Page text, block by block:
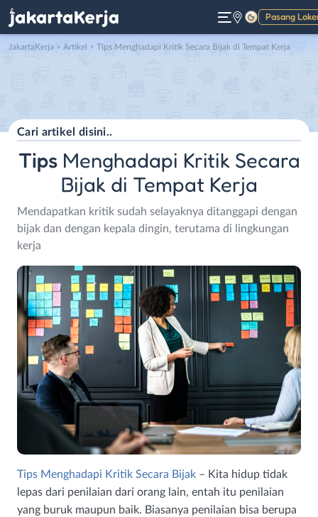
Pasang
Gelap
JakartaKerja > Artikel > Tips Menghadapi Kritik Secara Bijak di Tempat Kerja
TipsMenghadapi Kritik Secara
Bijak di Tempat Kerja
Mendapatkan kritik sudah selayaknya ditanggapi dengan
bijak dan dengan kepala dingin, terutama di lingkungan
kerja
Tips Menghadapi Kritik Secara Bijak – Kita hidup tidak
lepas dari penilaian dari orang lain, entah itu penilaian
yang buruk maupun baik. Biasanya penilaian bisa berupa